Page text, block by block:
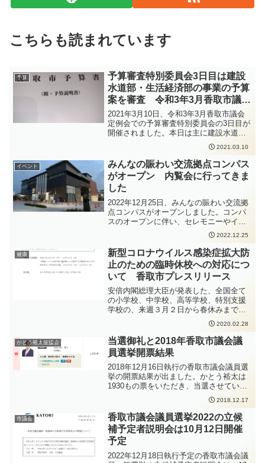
こちらも読まれています
予算
予算審査特別委員会3日目は建設
水道部・生活経済部の事業の予算
案を審査 令和3年3月香取市議会
定例会
2021年3月10日、令和3年3月香取市議会
定例会での予算審査特別委員会の3日目が
開催されました。本日は主に建設水道部
と生活経済部の事業の予算案について審
査が行われました。本日は土木や上下水
道、都市整備、農政や商工観光、環境安
全や市民恊働、市民課に関する事業など
多くの項目について質疑がありました。
2021.03.10
イベント
みんなの賑わい交流拠点コンパス
がオープン 内覧会に行ってきま
した
2022年12月25日、みんなの賑わい交流拠
点コンパスがオープンしました。コンパ
スのオープンに伴い、セレモニーやイベ
ントが行われました。また、コンパスの
内覧会が開催されましたので、完成した
ばかりの施設を見学させていただきまし
た。新しい図書館の運営時間は9時から19
時まで有人の対応で、19時から22時は自
動貸出機での貸し出しが可能と、サービ
スが拡大されます。いろいろな使い方が
できる新しい施設ですので、是非ご活用
いただければと思います。
2022.12.25
健康
新型コロナウイルス感染症拡大防
止のための臨時休校への対応につ
いて 香取市プレスリリース
安倍内閣総理大臣が発表した、全国全て
の小学校、中学校、高等学校、特別支援
学校の、来週３月２日から春休みまでの
臨時休業の要請を受けて、香取市でも3月
2日から臨時休校となることが発表されま
した。
2020.02.28
かとう裕太後援会
当選御礼と2018年香取市議会議
員選挙開票結果
2018年12月16日執行の香取市議会議員選
挙の開票結果が出ました。かとう裕太は
1930もの票をいただき、当選させていた
だきました。ありがとうございました。
いただいたご期待に応えられるような働
きができるよう、精進して参ります。
2018.12.17
市議会
香取市議会議員選挙2022の立候
補予定者説明会は10月12日開催
予定
2022年12月18日執行予定の香取市議会議